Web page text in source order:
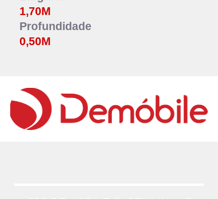
1,70M
Profundidade
0,50M